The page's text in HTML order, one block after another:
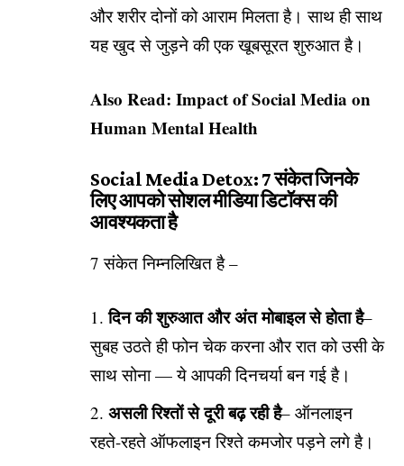
और शरीर दोनों को आराम मिलता है। साथ ही साथ
यह खुद से जुड़ने की एक खूबसूरत शुरुआत है।
Also Read: Impact of Social Media on
Human Mental Health
Social Media Detox: 7 संकेत जिनके
लिए आपको सोशल मीडिया डिटॉक्स की
आवश्यकता है
7 संकेत निम्नलिखित है –
दिन की शुरुआत और अंत मोबाइल से होता है–
सुबह उठते ही फोन चेक करना और रात को उसी के
साथ सोना — ये आपकी दिनचर्या बन गई है।
असली रिश्तों से दूरी बढ़ रही है– ऑनलाइन
रहते-रहते ऑफलाइन रिश्ते कमजोर पड़ने लगे है।